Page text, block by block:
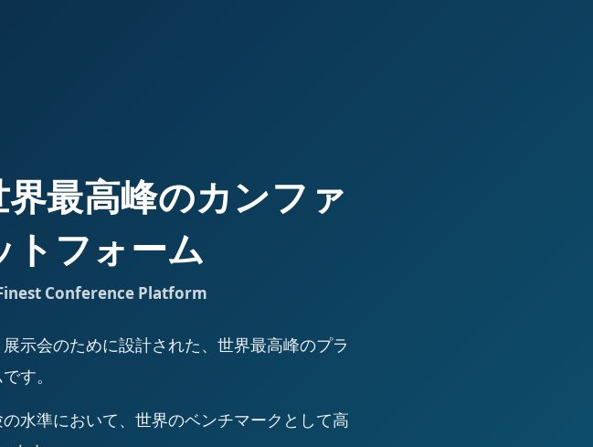
最高峰のカンファ
トフォーム
Conference Platform
示会のために設計された、世界最高峰のプラ
す。
水準において、世界のベンチマークとして高